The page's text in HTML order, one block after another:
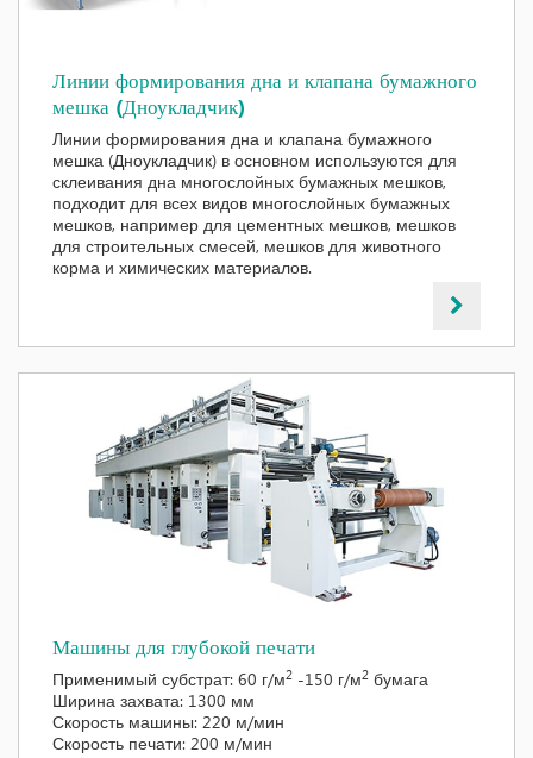
Линии формирования дна и клапана бумажного
мешка (Дноукладчик)
Линии формирования дна и клапана бумажного
мешка (Дноукладчик) в основном используются для
склеивания дна многослойных бумажных мешков,
подходит для всех видов многослойных бумажных
мешков, например для цементных мешков, мешков
для строительных смесей, мешков для животного
корма и химических материалов.
Машины для глубокой печати
Применимый субстрат: 60 г/м2 -150 г/м2 бумага
Ширина захвата: 1300 мм
Скорость машины: 220 м/мин
Скорость печати: 200 м/мин